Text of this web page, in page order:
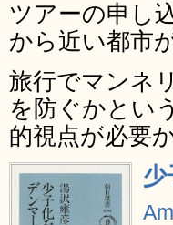
ツアーの申し
から近い都市
旅行でマンネ
を防ぐかとい
的視点が必要
少